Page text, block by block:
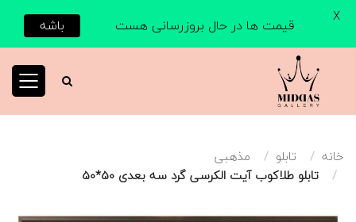
خانه تابلو
مذهبی
تابلو طلاکوب آیت الکرسی گرد سه بعدی 50*50
قیمت ها در حال بروزرسانی هست باشه X